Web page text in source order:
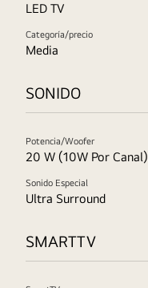
LED TV
Categoría/precio
Media
SONIDO
Potencia/Woofer
20 W (10W Por Canal)
Sonido Especial
Ultra Surround
SMARTTV